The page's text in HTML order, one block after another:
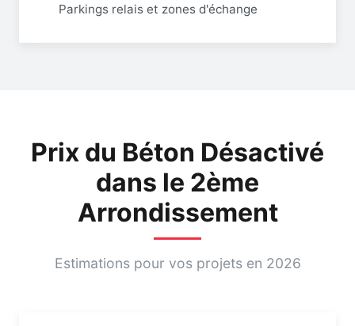
Parkings relais et zones d'échange
Prix du Béton Désactivé
dans le 2ème
Arrondissement
Estimations pour vos projets en 2026